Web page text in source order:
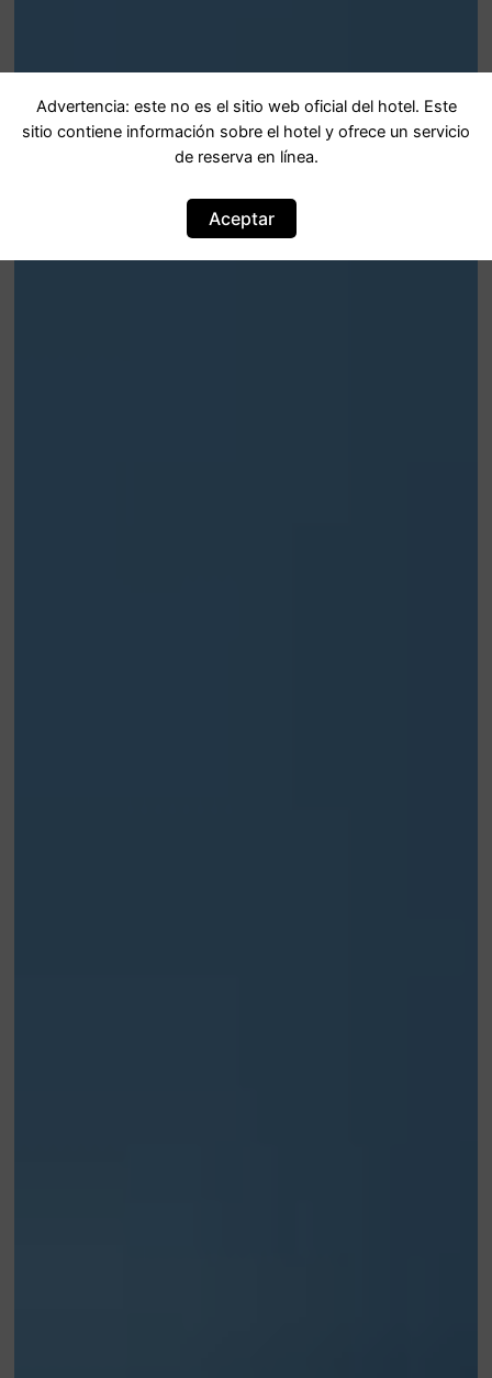
Advertencia: este no es el sitio web oficial del hotel. Este
sitio contiene información sobre el hotel y ofrece un servicio
de reserva en línea.
Aceptar